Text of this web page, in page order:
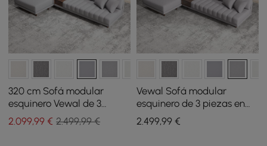
320 cm Sofá modular
esquinero Vewal de 3
piezas en cuero de alto
rendimiento con chaise
2.099,99 € 2.499,99 €
Vewal Sofá modular
esquinero de 3 piezas en
algodón y lino con chaise
longue y puf, 320 cm
2.499,99€